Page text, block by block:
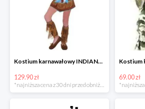
Kostium karnawałowy INDIANKA
129.90 zł
*najniższa cena z 30 dni przed obniżką
69.00 zł